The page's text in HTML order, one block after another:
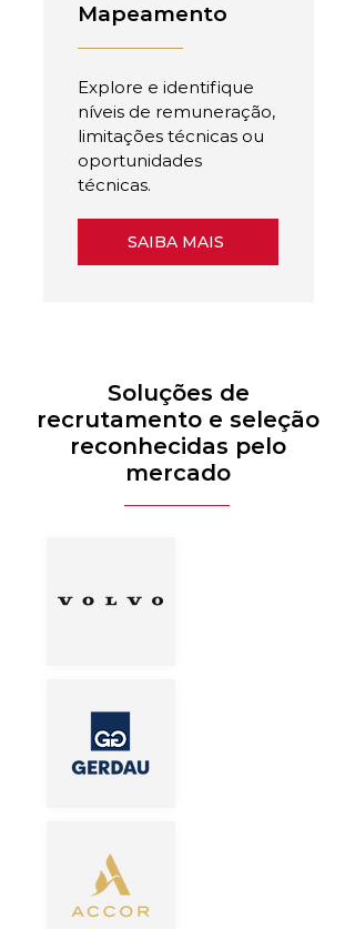
Mapeamento
Explore e identifique
níveis de remuneração,
limitações técnicas ou
oportunidades
técnicas.
SAIBA MAIS
Soluções de
recrutamento e seleção
reconhecidas pelo
mercado